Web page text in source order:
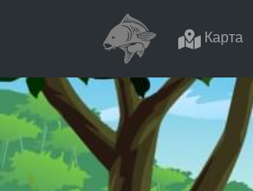
Карта